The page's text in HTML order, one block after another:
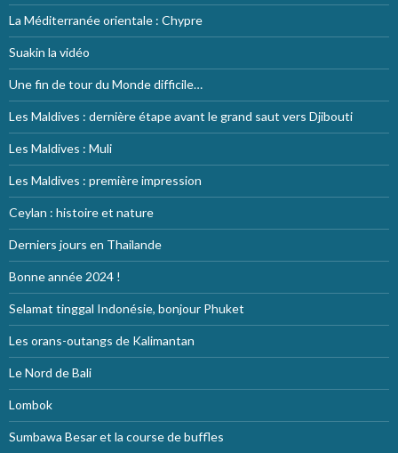
La Méditerranée orientale : Chypre
Suakin la vidéo
Une fin de tour du Monde difficile…
Les Maldives : dernière étape avant le grand saut vers Djibouti
Les Maldives : Muli
Les Maldives : première impression
Ceylan : histoire et nature
Derniers jours en Thailande
Bonne année 2024 !
Selamat tinggal Indonésie, bonjour Phuket
Les orans-outangs de Kalimantan
Le Nord de Bali
Lombok
Sumbawa Besar et la course de buffles